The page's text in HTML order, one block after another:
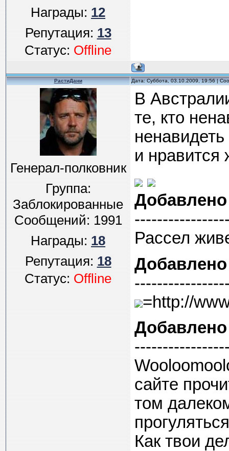
Награды:12
Репутация:13
Статус:Offline
РастиДани Дата: Суббота, 03.10.2009, 19:56 |
Генерал-полковник
Группа:
Заблокированные
Сообщений:1991
Награды:18
Репутация:18
Статус:Offline
В
те, кто
и нравится
Добавлено
Рассел
Добавлено
=http://
Добавлено
сайте
том
Как твои